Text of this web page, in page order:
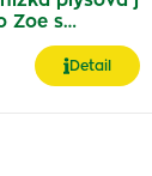
Zoe s…
Detail